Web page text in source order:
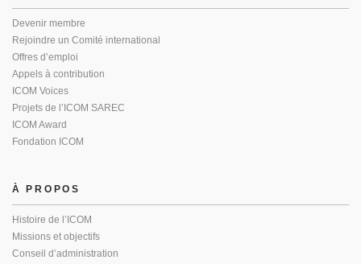
Devenir membre
Rejoindre un Comité international
Offres d’emploi
Appels à contribution
ICOM Voices
Projets de l’ICOM SAREC
ICOM Award
Fondation ICOM
À PROPOS
Histoire de l’ICOM
Missions et objectifs
Conseil d’administration